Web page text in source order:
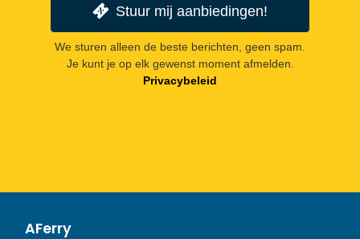
Stuur mij aanbiedingen!
We sturen alleen de beste berichten, geen spam.
Je kunt je op elk gewenst moment afmelden.
Privacybeleid
AFerry